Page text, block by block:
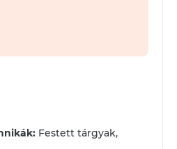
Festett tárgyak,